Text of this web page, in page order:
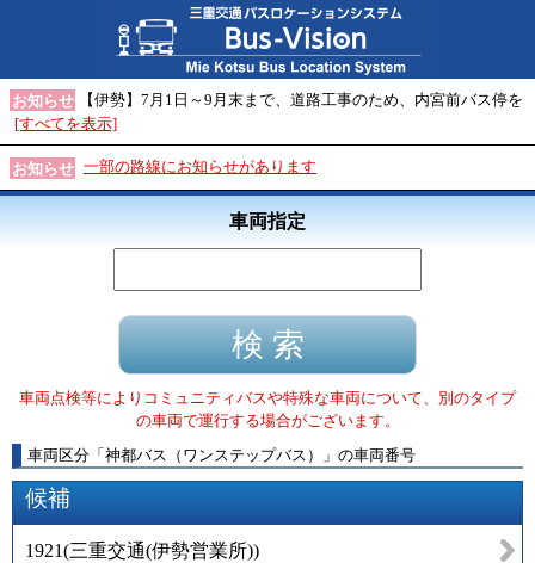
お知らせ
【伊勢】7月1日～9月末まで、道路工事のため、内宮前バス停を
[すべてを表示]
お知らせ 一部の路線にお知らせがあります
車両指定
車両点検等によりコミュニティバスや特殊な車両について、別のタイプ
の車両で運行する場合がございます。
車両区分 「 神都バス（ワンステップバス） 」 の車両番号
候補
1921(三重交通(伊勢営業所))